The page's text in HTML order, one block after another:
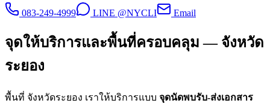
083-249-4999
LINE @NYCLI Email
จุดให้บริการและพื้นที่ครอบคลุม — จังหวัด
ระยอง
พื้นที่ จังหวัดระยอง เราให้บริการแบบ จุดนัดพบรับ-ส่งเอกสาร